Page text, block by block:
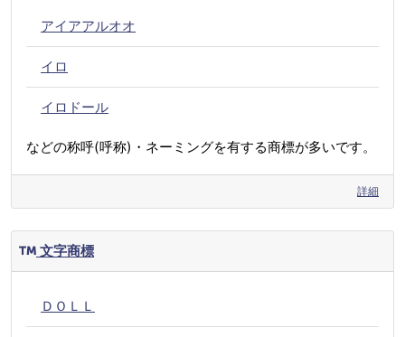
アイアアルオオ
イロ
イロドール
などの称呼(呼称)・ネーミングを有する商標が多いです。
詳細
文字商標
ＤＯＬＬ